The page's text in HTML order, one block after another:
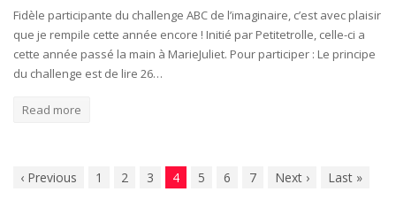
Fidèle participante du challenge ABC de l’imaginaire, c’est avec plaisir
que je rempile cette année encore ! Initié par Petitetrolle, celle-ci a
cette année passé la main à MarieJuliet. Pour participer : Le principe
du challenge est de lire 26…
Read more
‹ Previous 1 2 3 4 5 6 7 Next › Last »